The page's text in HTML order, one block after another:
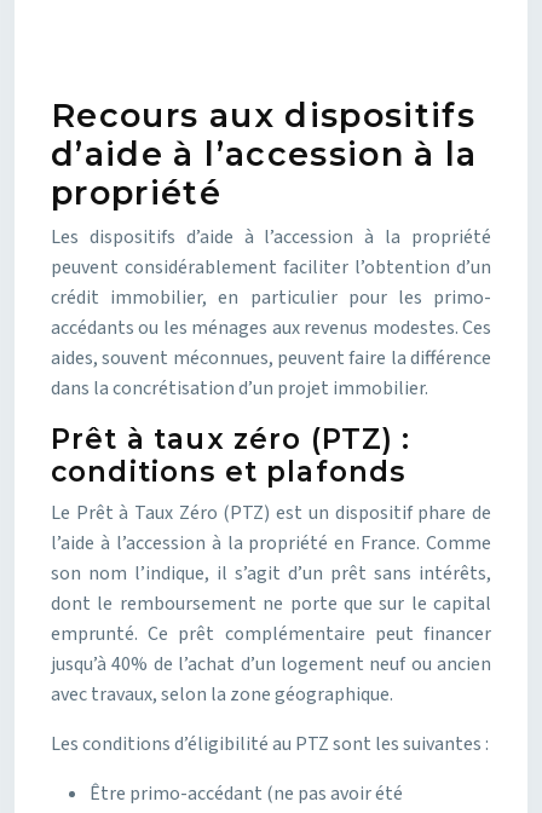
Recours aux dispositifs
d’aide à l’accession à la
propriété
Les dispositifs d’aide à l’accession à la propriété
peuvent considérablement faciliter l’obtention d’un
crédit immobilier, en particulier pour les primo-
accédants ou les ménages aux revenus modestes. Ces
aides, souvent méconnues, peuvent faire la différence
dans la concrétisation d’un projet immobilier.
Prêt à taux zéro (PTZ) :
conditions et plafonds
Le Prêt à Taux Zéro (PTZ) est un dispositif phare de
l’aide à l’accession à la propriété en France. Comme
son nom l’indique, il s’agit d’un prêt sans intérêts,
dont le remboursement ne porte que sur le capital
emprunté. Ce prêt complémentaire peut financer
jusqu’à 40% de l’achat d’un logement neuf ou ancien
avec travaux, selon la zone géographique.
Les conditions d’éligibilité au PTZ sont les suivantes :
Être primo-accédant (ne pas avoir été